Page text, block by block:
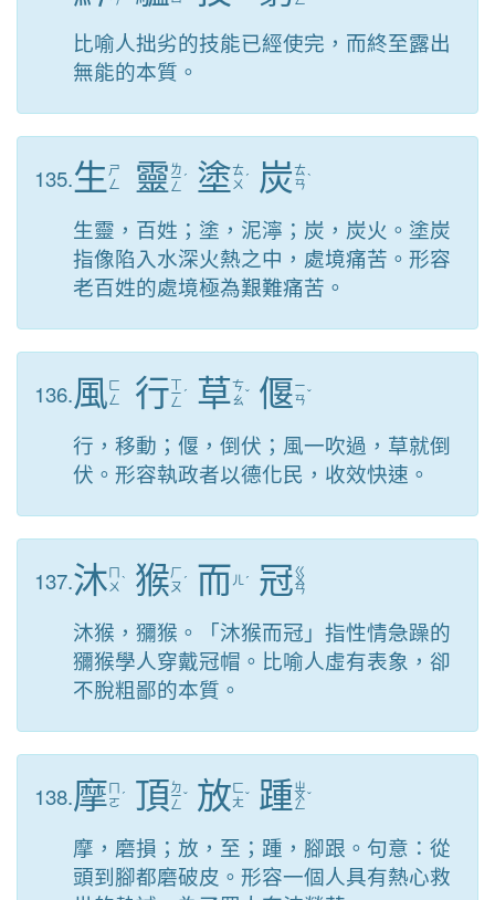
比喻人拙劣的技能已經使完，而終至露出
無能的本質。
135.生 ㄕ
ㄥ
靈 ㄌ
ㄧ
ㄥ
ˊ 塗ㄊ
ㄨ ˊ 炭ㄊ
ㄢˋ
生靈，百姓；塗，泥濘；炭，炭火。塗炭
指像陷入水深火熱之中，處境痛苦。形容
老百姓的處境極為艱難痛苦。
136.風 ㄈ
ㄥ
行ㄒ
ㄧ
ㄥ
ˊ 草ㄘ
ㄠˇ 偃ㄧ
ㄢˇ
行，移動；偃，倒伏；風一吹過，草就倒
伏。形容執政者以德化民，收效快速。
137.沐 ㄇ
ㄨ ˋ 猴ㄏ
ㄡ ˊ 而 ㄦ ˊ 冠ㄍ
ㄨ
ㄢ
沐猴，獼猴。「沐猴而冠」指性情急躁的
獼猴學人穿戴冠帽。比喻人虛有表象，卻
不脫粗鄙的本質。
138.摩 ㄇ
ㄛ ˊ 頂 ㄉ
ㄧ
ㄥ
ˇ 放 ㄈ
ㄤˇ 踵ㄓ
ㄨ
ㄥ
ˇ
摩，磨損；放，至；踵，腳跟。句意：從
頭到腳都磨破皮。形容一個人具有熱心救